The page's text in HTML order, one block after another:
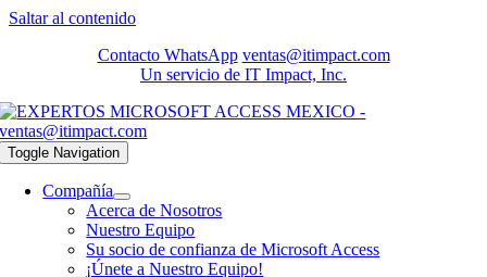
Saltar al contenido
Contacto WhatsApp ventas@itimpact.com
Un servicio de IT Impact, Inc.
Toggle Navigation
Compañía
Acerca de Nosotros
Nuestro Equipo
Su socio de confianza de Microsoft Access
¡Únete a Nuestro Equipo!